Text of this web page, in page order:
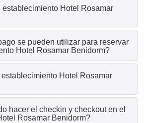
Hotel Rosamar
se pueden utilizar para reservar
Hotel Rosamar Benidorm?
Hotel Rosamar
hacer el checkin y checkout en el
Rosamar Benidorm?